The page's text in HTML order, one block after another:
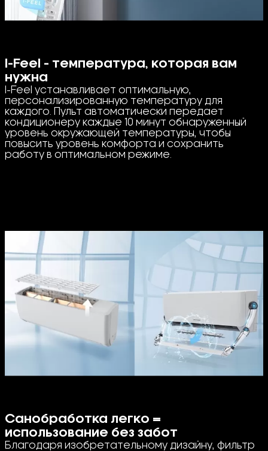
I-Feel - температура, которая вам
нужна
I-Feel устанавливает оптимальную,
персонализированную температуру для
каждого. Пульт автоматически передает
кондиционеру каждые 10 минут обнаруженный
уровень окружающей температуры, чтобы
повысить уровень комфорта и сохранить
работу в оптимальном режиме.
Санобработка легко =
использование без забот
Благодаря изобретательному дизайну, фильтр